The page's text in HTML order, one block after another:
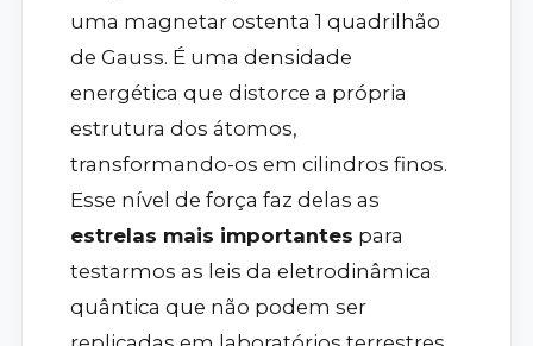
uma magnetar ostenta 1 quadrilhão
de Gauss. É uma densidade
energética que distorce a própria
estrutura dos átomos,
transformando-os em cilindros finos.
Esse nível de força faz delas as
estrelas mais importantes para
testarmos as leis da eletrodinâmica
quântica que não podem ser